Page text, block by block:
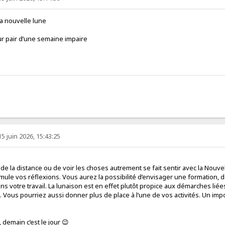
nouvelle lune
pair d’une semaine impaire
juin 2026, 15:43:25
la distance ou de voir les choses autrement se fait sentir avec la
vos réflexions. Vous aurez la possibilité d’envisager une formation,
votre travail. La lunaison est en effet plutôt propice aux démarches
pourriez aussi donner plus de place à l’une de vos activités. Un
c’est le jour 😉